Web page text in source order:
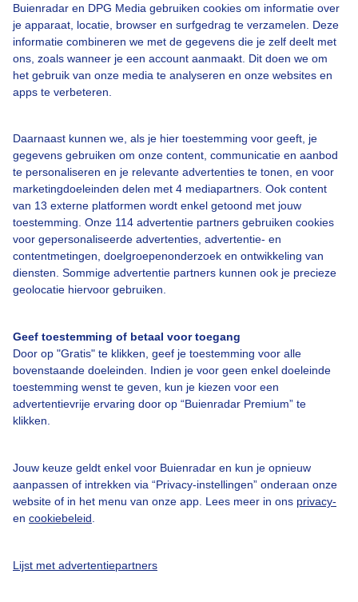
Buienradar en DPG Media gebruiken cookies om informatie over
je apparaat, locatie, browser en surfgedrag te verzamelen. Deze
informatie combineren we met de gegevens die je zelf deelt met
ons, zoals wanneer je een account aanmaakt. Dit doen we om
het gebruik van onze media te analyseren en onze websites en
apps te verbeteren.
Daarnaast kunnen we, als je hier toestemming voor geeft, je
gegevens gebruiken om onze content, communicatie en aanbod
te personaliseren en je relevante advertenties te tonen, en voor
marketingdoeleinden delen met 4 mediapartners. Ook content
van 13 externe platformen wordt enkel getoond met jouw
toestemming. Onze 114 advertentie partners gebruiken cookies
voor gepersonaliseerde advertenties, advertentie- en
contentmetingen, doelgroepenonderzoek en ontwikkeling van
diensten. Sommige advertentie partners kunnen ook je precieze
geolocatie hiervoor gebruiken.
Geef toestemming of betaal voor toegang
Door op "Gratis" te klikken, geef je toestemming voor alle
bovenstaande doeleinden. Indien je voor geen enkel doeleinde
toestemming wenst te geven, kun je kiezen voor een
advertentievrije ervaring door op “Buienradar Premium” te
klikken.
Jouw keuze geldt enkel voor Buienradar en kun je opnieuw
aanpassen of intrekken via “Privacy-instellingen” onderaan onze
website of in het menu van onze app. Lees meer in ons privacy-
en cookiebeleid
Lijst met advertentiepartners
Bekijk slideshow
Een moment geduld aub...
Over Buienradar
Contact
Toegankelijkheid
Gebruikersvoorwaarden
Buienradar Team
Privacy beleid
Cookie beleid
Gratis weerdata